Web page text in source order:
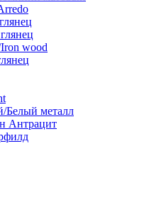
wood
Белый металл
Антрацит